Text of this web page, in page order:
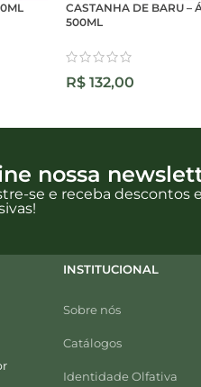
CASTANHA DE BARU –
500ML
R$ 132,00
nossa
se e receba descontos
INSTITUCIONAL
Sobre nós
Catálogos
Identidade Olfativa